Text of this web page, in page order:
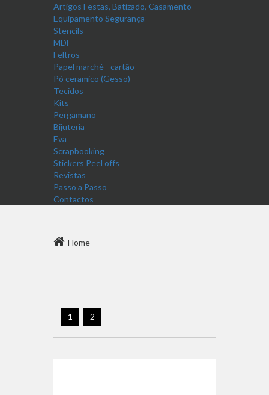
Artigos Festas, Batizado, Casamento
Equipamento Segurança
Stencils
MDF
Feltros
Papel marché - cartão
Pó ceramico (Gesso)
Tecidos
Kits
Pergamano
Bijuteria
Eva
Scrapbooking
Stickers Peel offs
Revistas
Passo a Passo
Contactos
Home
1 2